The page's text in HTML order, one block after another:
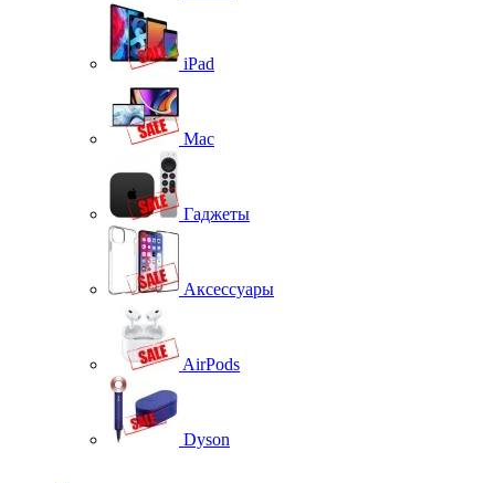
iPad
Mac
Гаджеты
Аксессуары
AirPods
Dyson